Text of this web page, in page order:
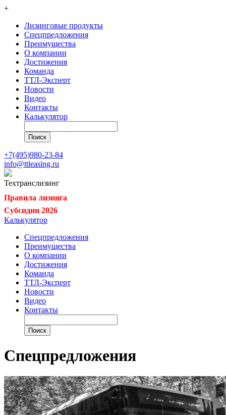
+
Лизинговые продукты
Спецпредложения
Преимущества
О компании
Достижения
Команда
ТТЛ-Эксперт
Новости
Видео
Контакты
Калькулятор
+7(495)980-23-84
info@ttleasing.ru
Техтранслизинг
Правила лизинга
Субсидии 2026
Калькулятор
Спецпредложения
Преимущества
О компании
Достижения
Команда
ТТЛ-Эксперт
Новости
Видео
Контакты
Спецпредложения